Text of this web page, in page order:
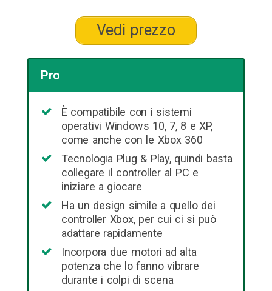
Vedi prezzo
Pro
È compatibile con i sistemi
operativi Windows 10, 7, 8 e XP,
come anche con le Xbox 360
Tecnologia Plug & Play, quindi basta
collegare il controller al PC e
iniziare a giocare
Ha un design simile a quello dei
controller Xbox, per cui ci si può
adattare rapidamente
Incorpora due motori ad alta
potenza che lo fanno vibrare
durante i colpi di scena